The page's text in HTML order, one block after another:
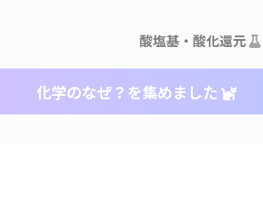
酸塩基・酸化還元
化学のなぜ？を集めました